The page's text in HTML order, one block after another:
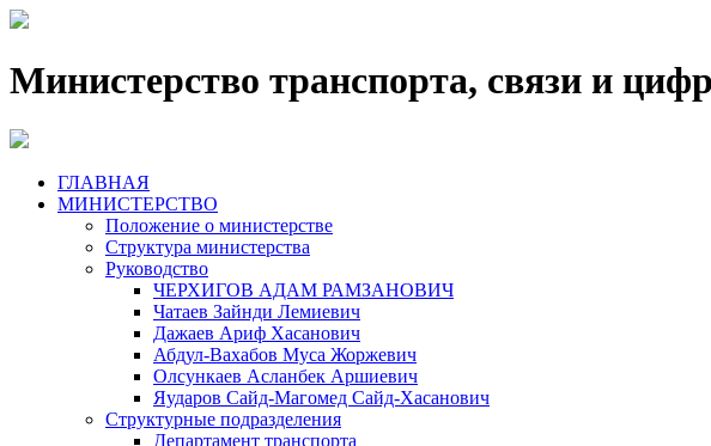
Министерство транспорта, связи и
ГЛАВНАЯ
МИНИСТЕРСТВО
Положение о министерстве
Структура министерства
Руководство
ЧЕРХИГОВ АДАМ РАМЗАНОВИЧ
Чатаев Зайнди Лемиевич
Дажаев Ариф Хасанович
Абдул-Вахабов Муса Жоржевич
Олсункаев Асланбек Аршиевич
Яударов Сайд-Магомед Сайд-Хасанович
Структурные подразделения
Департамент транспорта